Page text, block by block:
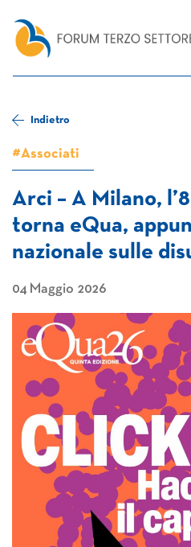
Indietro
#Associati
Arci – A Milano,
torna eQua,
nazionale sulle
04 Maggio 2026